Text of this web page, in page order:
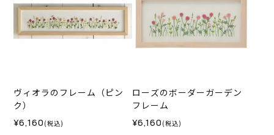
ヴィオラのフレーム（ピン
ク）
¥6,160 (税込)
ローズのボーダーガーデン
フレーム
¥6,160 (税込)